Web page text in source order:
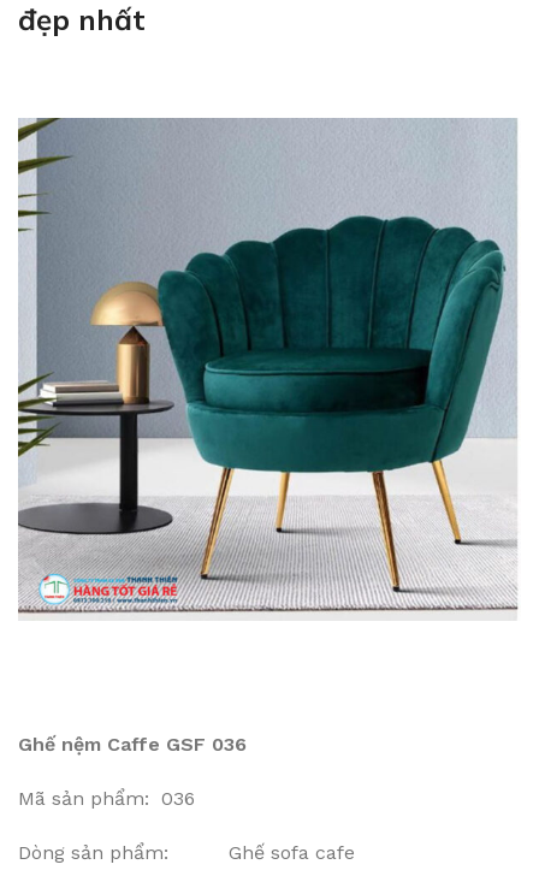
đẹp nhất
Ghế nệm Caffe GSF 036
Mã sản phẩm: 036
Dòng sản phẩm: Ghế sofa cafe